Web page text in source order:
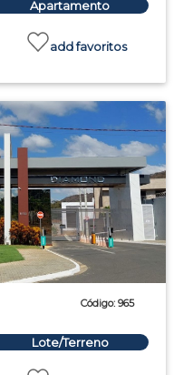
Apartamento
add favoritos
Código: 965
Lote/Terreno